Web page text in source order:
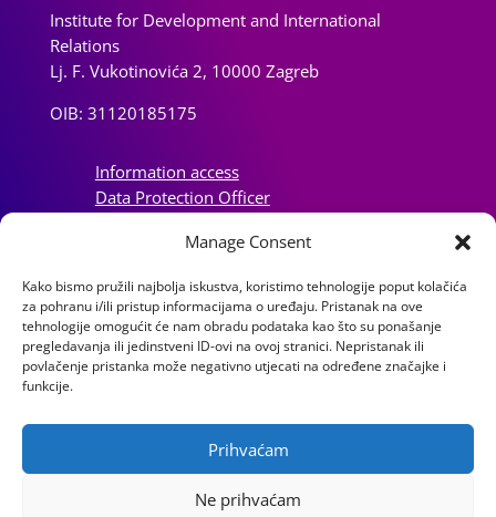
Manage Consent
Kako bismo pružili najbolja iskustva, koristimo tehnologije poput kolačića
za pohranu i/ili pristup informacijama o uređaju. Pristanak na ove
tehnologije omogućit će nam obradu podataka kao što su ponašanje
pregledavanja ili jedinstveni ID-ovi na ovoj stranici. Nepristanak ili
povlačenje pristanka može negativno utjecati na određene značajke i
funkcije.
Prihvaćam
Ne prihvaćam
Institute for Development and International
Relations
Lj. F. Vukotinovića 2, 10000 Zagreb
OIB: 31120185175
Information access
Data Protection Officer
Impressum
Information about cookies (EU)
Contact